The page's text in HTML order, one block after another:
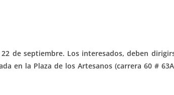
de septiembre. Los interesados, deben
en la Plaza de los Artesanos (carrera 60 #